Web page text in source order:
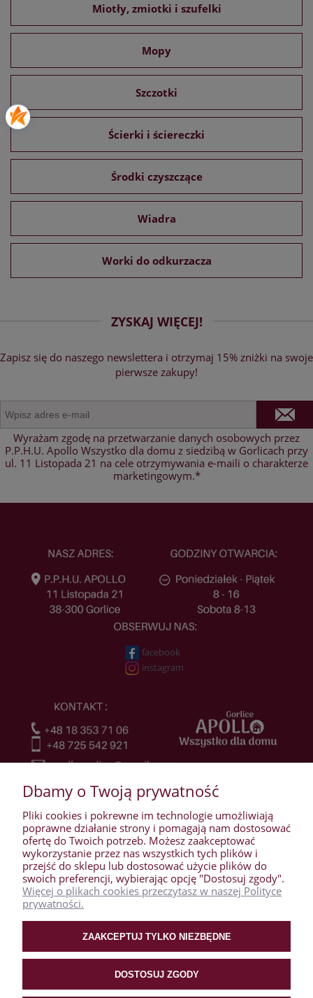
Miotły, zmiotki i szufelki
Mopy
Szczotki
Ścierki i ściereczki
Środki czyszczące
Wiadra
Worki do odkurzacza
ZYSKAJ WIĘCEJ!
Zapisz się do naszego newslettera i otrzymaj 15% zniżki na swoje
pierwsze zakupy!
Wyrażam zgodę na przetwarzanie danych osobowych przez
P.P.H.U. Apollo Wszystko dla domu z siedzibą w Gorlicach przy
ul. 11 Listopada 21 na cele otrzymywania e-maili o charakterze
marketingowym.*
facebook
instagram
WARUNKI ZAKUPÓW
PŁATNOŚCI I DOSTAWA
Dbamy o Twoją prywatność
Pliki cookies i pokrewne im technologie umożliwiają
poprawne działanie strony i pomagają nam dostosować
ofertę do Twoich potrzeb. Możesz zaakceptować
wykorzystanie przez nas wszystkich tych plików i
przejść do sklepu lub dostosować użycie plików do
swoich preferencji, wybierając opcję "Dostosuj zgody".
Więcej o plikach cookies przeczytasz w naszej Polityce
prywatności.
ZAAKCEPTUJ TYLKO NIEZBĘDNE
DOSTOSUJ ZGODY